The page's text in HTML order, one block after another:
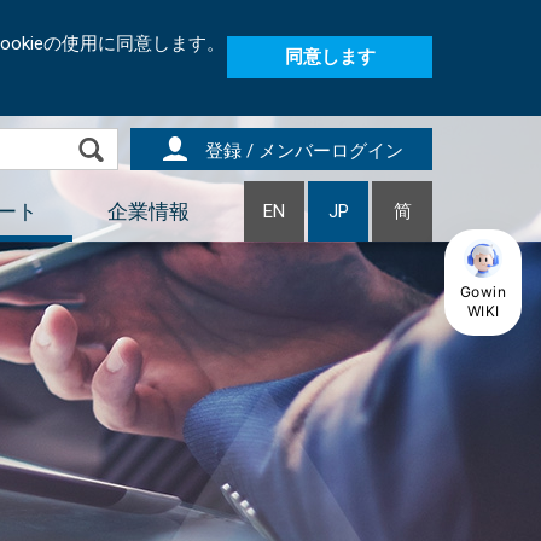
の使用に同意します。
同意します
登録 / メンバーログイン
ト 企業情報 EN JP 简
Gowin
WIKI